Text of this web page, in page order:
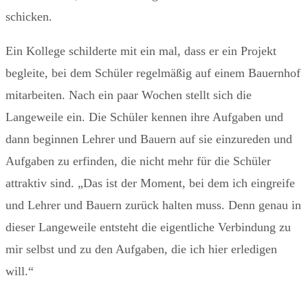
schicken.
Ein Kollege schilderte mit ein mal, dass er ein Projekt
begleite, bei dem Schüler regelmäßig auf einem Bauernhof
mitarbeiten. Nach ein paar Wochen stellt sich die
Langeweile ein. Die Schüler kennen ihre Aufgaben und
dann beginnen Lehrer und Bauern auf sie einzureden und
Aufgaben zu erfinden, die nicht mehr für die Schüler
attraktiv sind. „Das ist der Moment, bei dem ich eingreife
und Lehrer und Bauern zurück halten muss. Denn genau in
dieser Langeweile entsteht die eigentliche Verbindung zu
mir selbst und zu den Aufgaben, die ich hier erledigen
will.“